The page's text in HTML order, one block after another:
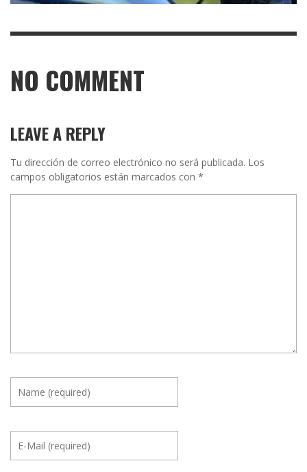
NO COMMENT
LEAVE A REPLY
Tu dirección de correo electrónico no será publicada. Los
campos obligatorios están marcados con *